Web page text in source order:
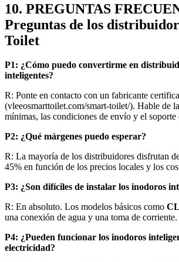
10. PREGUNTAS
Preguntas de los
Toilet
P1: ¿Cómo puedo convertirme en
inteligentes?
R: Ponte en contacto con un fabricante
(vleeosmarttoilet.com/smart-toilet/). Hable de
mínimas, las condiciones de envío y el soporte
P2: ¿Qué márgenes puedo esperar?
R: La mayoría de los distribuidores disfrutan
45% en función de los precios locales y los
P3: ¿Son difíciles de instalar los inodoros
R: En absoluto. Los modelos básicos como
una conexión de agua y una toma de corriente.
P4: ¿Pueden funcionar los inodoros
electricidad?